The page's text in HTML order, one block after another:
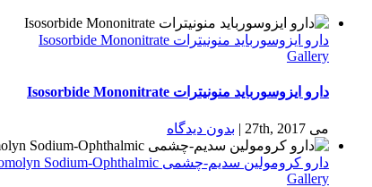
دارو ایزوسورباید منونیترات Isosorbide Mononitrate
Gallery
دارو ایزوسورباید منونیترات Isosorbide Mononitrate
می 27th, 2017 | بدون ديدگاه
دارو كرومولين سدیم-چشمی Cromolyn Sodium-Ophthalmic
Gallery